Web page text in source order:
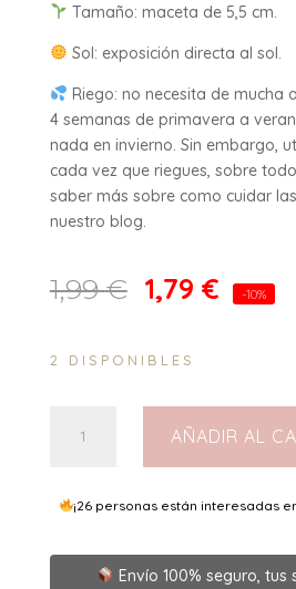
Tamaño: maceta de 5,5 cm.
Sol: exposición directa al sol.
Riego: no necesita de mucha
4 semanas de primavera a
nada en invierno. Sin embargo,
cada vez que riegues, sobre
saber más sobre como cuidar
nuestro blog.
1,99€ 1,79 € -10%
2 DISPONIBLES
Moneymaker
cantidad
AÑADIR AL
¡26 personas están interesadas
Envío 100% seguro, tus